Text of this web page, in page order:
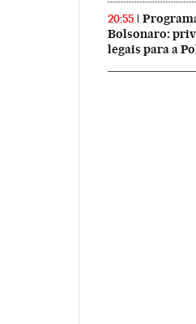
20:55
Bolsonaro:
legais para a